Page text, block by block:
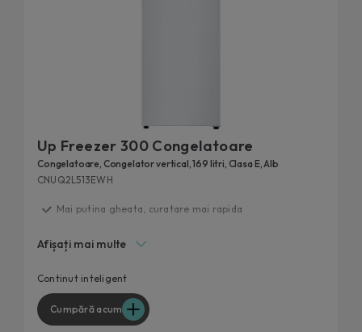
Up Freezer 300 Congelatoare
Congelatoare, Congelator vertical, 169 litri, Clasa E, Alb
CNUQ2L513EWH
Mai putina gheata, curatare mai rapida
Flexi Space
Ajustare rapida a temperaturii
Continut extra prin hOn
Afișați mai multe
Continut inteligent
Cumpără acum